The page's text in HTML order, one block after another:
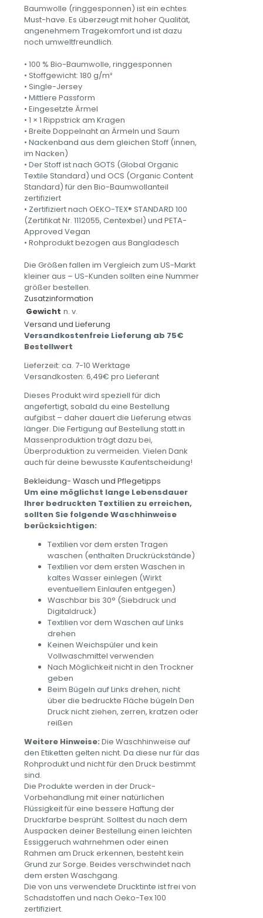
Unisex
T-
Shirt
aus
Baumwolle
Menge
Baumwolle (ringgesponnen) ist ein echtes
Must-have. Es überzeugt mit hoher Qualität,
angenehmem Tragekomfort und ist dazu
noch umweltfreundlich.
• 100 % Bio-Baumwolle, ringgesponnen
• Stoffgewicht: 180 g/m²
• Single-Jersey
• Mittlere Passform
• Eingesetzte Ärmel
• 1 × 1 Rippstrick am Kragen
• Breite Doppelnaht an Ärmeln und Saum
• Nackenband aus dem gleichen Stoff (innen,
im Nacken)
• Der Stoff ist nach GOTS (Global Organic
Textile Standard) und OCS (Organic Content
Standard) für den Bio-Baumwollanteil
zertifiziert
• Zertifiziert nach OEKO-TEX® STANDARD 100
(Zertifikat Nr. 1112055, Centexbel) und PETA-
Approved Vegan
• Rohprodukt bezogen aus Bangladesch
Die Größen fallen im Vergleich zum US-Markt
kleiner aus – US-Kunden sollten eine Nummer
größer bestellen.
Zusatzinformation
Gewicht n. v.
Versand und Lieferung
Versandkostenfreie Lieferung ab 75€
Bestellwert
Lieferzeit: ca. 7-10 Werktage
Versandkosten: 6,49€ pro Lieferant
Dieses Produkt wird speziell für dich
angefertigt, sobald du eine Bestellung
aufgibst – daher dauert die Lieferung etwas
länger. Die Fertigung auf Bestellung statt in
Massenproduktion trägt dazu bei,
Überproduktion zu vermeiden. Vielen Dank
auch für deine bewusste Kaufentscheidung!
Bekleidung- Wasch und Pflegetipps
Um eine möglichst lange Lebensdauer
Ihrer bedruckten Textilien zu erreichen,
sollten Sie folgende Waschhinweise
berücksichtigen:
Textilien vor dem ersten Tragen
waschen (enthalten Druckrückstände)
Textilien vor dem ersten Waschen in
kaltes Wasser einlegen (Wirkt
eventuellem Einlaufen entgegen)
Waschbar bis 30° (Siebdruck und
Digitaldruck)
Textilien vor dem Waschen auf Links
drehen
Keinen Weichspüler und kein
Vollwaschmittel verwenden
Nach Möglichkeit nicht in den Trockner
geben
Beim Bügeln auf Links drehen, nicht
über die bedruckte Fläche bügeln Den
Druck nicht ziehen, zerren, kratzen oder
reißen
Weitere Hinweise: Die Waschhinweise auf
den Etiketten gelten nicht. Da diese nur für das
Rohprodukt und nicht für den Druck bestimmt
sind.
Die Produkte werden in der Druck-
Vorbehandlung mit einer natürlichen
Flüssigkeit für eine bessere Haftung der
Druckfarbe besprüht. Solltest du nach dem
Auspacken deiner Bestellung einen leichten
Essiggeruch wahrnehmen oder einen
Rahmen am Druck erkennen, besteht kein
Grund zur Sorge. Beides verschwindet nach
dem ersten Waschgang.
Die von uns verwendete Drucktinte ist frei von
Schadstoffen und nach Oeko-Tex 100
zertifiziert.